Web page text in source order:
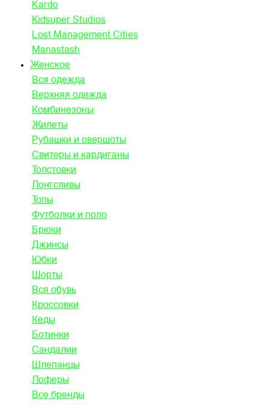
Kardo
Kidsuper Studios
Lost Management Cities
Manastash
Женское
Вся одежда
Верхняя одежда
Комбинезоны
Жилеты
Рубашки и овершоты
Свитеры и кардиганы
Толстовки
Лонгсливы
Топы
Футболки и поло
Брюки
Джинсы
Юбки
Шорты
Вся обувь
Кроссовки
Кеды
Ботинки
Сандалии
Шлепанцы
Лоферы
Все бренды